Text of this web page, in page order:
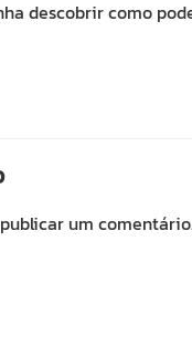
descobrir como
um